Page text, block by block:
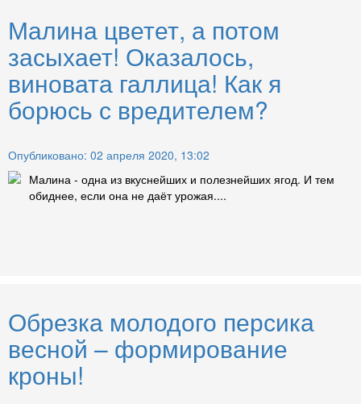
Малина цветет, а потом
засыхает! Оказалось,
виновата галлица! Как я
борюсь с вредителем?
Опубликовано: 02 апреля 2020, 13:02
Малина - одна из вкуснейших и полезнейших ягод. И тем
обиднее, если она не даёт урожая....
Обрезка молодого персика
весной – формирование
кроны!